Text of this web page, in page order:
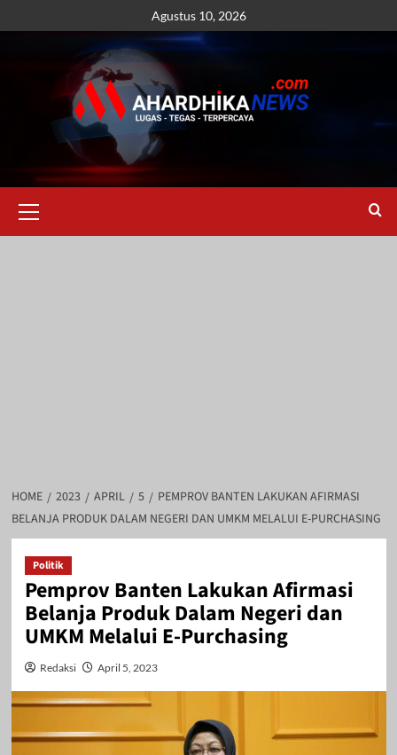
to
Agustus 10, 2026
Menu
HOME 2023 APRIL 5
PEMPROV BANTEN LAKUKAN AFIRMASI
BELANJA PRODUK DALAM NEGERI DAN UMKM MELALUI E-PURCHASING
Politik
Pemprov Banten Lakukan Afirmasi
Belanja Produk Dalam Negeri dan
UMKM Melalui E-Purchasing
Redaksi April 5, 2023